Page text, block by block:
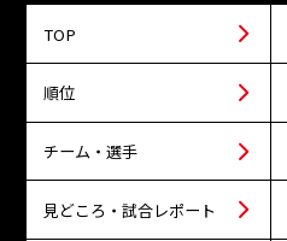
TOP
順位
チーム・選手
見どころ・試合レポート